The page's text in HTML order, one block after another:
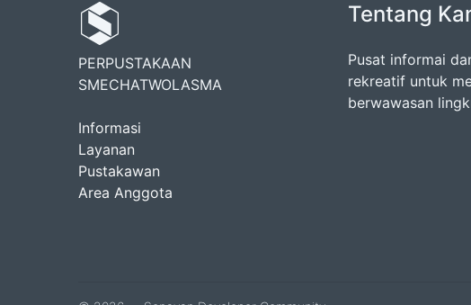
PERPUSTAKAAN
SMECHATWOLASMA
Informasi
Layanan
Pustakawan
Area Anggota
Tentang
Pusat informai
rekreatif untuk
berwawasan